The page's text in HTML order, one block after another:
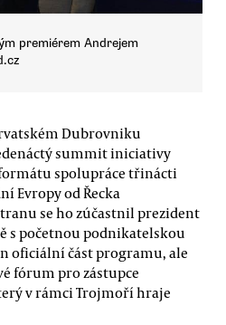
premiérem Andrejem
Dubrovniku
summit iniciativy
spolupráce třinácti
Evropy od Řecka
se ho zúčastnil prezident
s početnou podnikatelskou
oficiální část programu, ale
fórum pro zástupce
v rámci Trojmoří hraje